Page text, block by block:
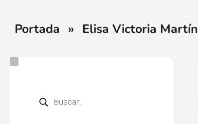
Portada » Elisa Victoria